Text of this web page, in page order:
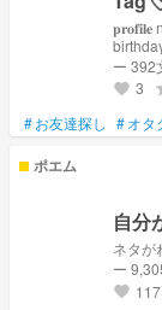
𝐩𝐫𝐨𝐟𝐢𝐥𝐞 name:ゆい
birthday:4.25 mbti:超特急ユー
Love ♡ 【EBiDAN】 🚄 超特急｜森次政裕くん 🥛
柔太朗
玲く
💎
iLiFE!
木舞香ち
りに応
ー 392
favorite 3
#お友達探し #オタ
ポエム
自分
ネタが
ー
favorite 117